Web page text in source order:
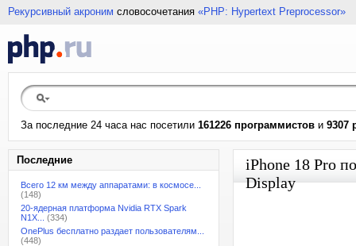
Рекурсивный акроним словосочетания «PHP: Hypertext Preprocessor»
За последние 24 часа нас посетили 161226 программистов и 9307
Последние
Всего 12 км между аппаратами: в космосе...
(148)
20-ядерная платформа Nvidia RTX Spark
N1X...
(334)
OnePlus бесплатно раздает пользователям...
(448)
iPhone 18 Pro
Display